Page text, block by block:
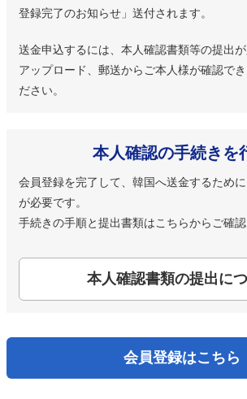
登録完了のお知らせ」送付されます。
送金申込するには、本人確認書類等の提出が
アップロード、郵送からご本人様が確認で
ださい。
本人確認の手続きを
会員登録を完了して、韓国へ送金するため
が必要です。
手続きの手順と提出書類はこちらからご確認
本人確認書類の提出に
会員登録はこちら